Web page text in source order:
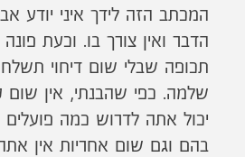
המכתב הזה לידך איני יודע
הדבר ואין צורך בו. וכעת
תכופה שבלי שום דיחוי תשלח
שלמה. כפי שהבנתי, אין שום
יכול אתה לדרוש כמה
בהם וגם שום אחריות אין